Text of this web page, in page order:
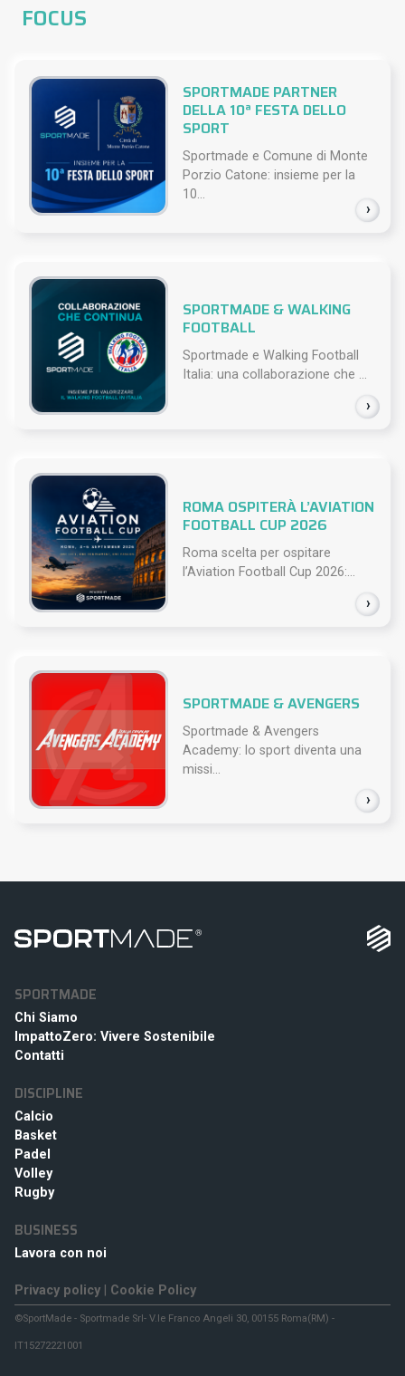
FOCUS
›
SPORTMADE PARTNER
DELLA 10ª FESTA DELLO
SPORT
Sportmade e Comune di Monte
Porzio Catone: insieme per la
10...
›
SPORTMADE & WALKING
FOOTBALL
Sportmade e Walking Football
Italia: una collaborazione che ...
›
ROMA OSPITERÀ L’AVIATION
FOOTBALL CUP 2026
Roma scelta per ospitare
l’Aviation Football Cup 2026:...
›
SPORTMADE & AVENGERS
Sportmade & Avengers
Academy: lo sport diventa una
missi...
SPORTMADE
Chi Siamo
ImpattoZero: Vivere Sostenibile
Contatti
DISCIPLINE
Calcio
Basket
Padel
Volley
Rugby
BUSINESS
Lavora con noi
Privacy policy Cookie Policy
©SportMade - Sportmade Srl- V.le Franco Angeli 30, 00155 Roma(RM) -
IT15272221001